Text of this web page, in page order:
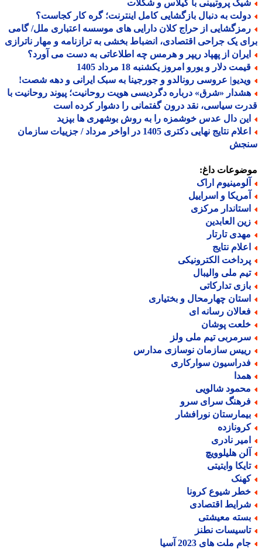
پروتیینی با گیلاس و شکلات
به دنبال بازگشایی کامل اینترنت؛ گره کار کجاست؟
از حراج کلان دارایی های موسسه اعتباری ملل/ گامی
یک جراحی اقتصادی، انضباط بخشی به ترازنامه و مهار ناترازی
از پهپاد ریپر و هرمس چه اطلاعاتی به دست می آورد؟
دلار و یورو امروز یکشنبه 18 مرداد 1405
عروسی رونالدو و جورجینا به سبک ایرانی و دهه شصت!
«شرق» درباره دگردیسی هویت روحانیت؛ پیوند روحانیت با
سیاسی، نقد درون گفتمانی را دشوار کرده است
دال عدس خوشمزه را به روش بوشهری ها بپزید
اعلام نتایج نهایی دکتری 1405 در اواخر مرداد / جزییات سازمان
داغ:
اراک
و اسراییل
مرکزی
العابدین
تارتار
نتایج
الکترونیکی
ملی والیبال
تدارکاتی
چهارمحال و بختیاری
رسانه ای
پوشان
تیم ملی ولز
سازمان نوسازی مدارس
سوارکاری
شالویی
سرای سرو
نورافشار
نادری
هلیلوویچ
وایتیتی
شیوع کرونا
اقتصادی
معیشتی
نطنز
ملت های 2023 آسیا